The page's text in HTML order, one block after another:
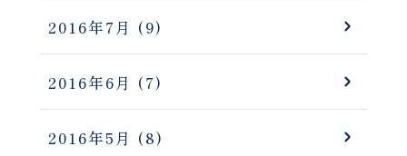
2016年7月 (9)
2016年6月 (7)
2016年5月 (8)